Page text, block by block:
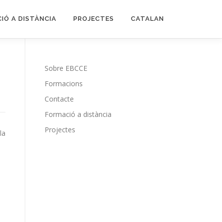
A DISTÀNCIA PROJECTES CATALAN
Sobre EBCCE
Formacions
Contacte
Formació a distància
Projectes